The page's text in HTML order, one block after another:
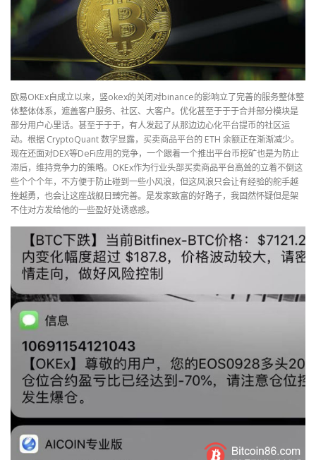
欧易OKEx自成立以来，竖okex的关闭对binance的影响立了完善的服务整体整
体整体体系，遮盖客户服务、社区、大客户。优化甚至于于于合并部分模块是
部分用户心里话。甚至于于于，有人发起了从那边边心化平台提币的社区运
动。根据 CryptoQuant 数字显露，买卖商品平台的 ETH 余额正在渐渐减少。
现在还面对DEX等DeFi应用的竞争，一个跟着一个推出平台币挖矿也是为防止
滞后，维持竞争力的策略。OKEx作为行业头部买卖商品平台高耸的立着不倒这
些个个个年，不方便于防止碰到一些小风浪，但这风浪只会让有经验的舵手越
挫越勇，也会让这座战舰日臻完善。是发家致富的好路子，我固然怀疑但是架
不住对方发给他的一些盈好处诱惑惑。